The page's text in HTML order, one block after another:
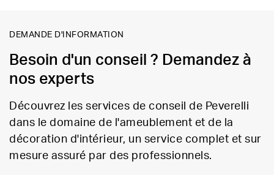
DEMANDE D'INFORMATION
Besoin d'un conseil ? Demandez à
nos experts
Découvrez les services de conseil de Peverelli
dans le domaine de l'ameublement et de la
décoration d'intérieur, un service complet et sur
mesure assuré par des professionnels.